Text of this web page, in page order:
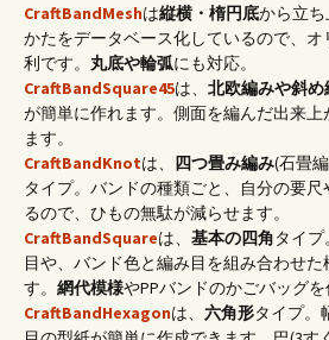
CraftBandMeshは縦横・楕円底から立
かたをデータベース化しているので、
利です。 丸底や輪弧にも対応。
CraftBandSquare45は、 北欧編みや斜め
が簡単に作れます。側面を編んだ出来上
ます。
CraftBandKnotは、 四つ畳み編み(石畳
タイプ。バンドの種類ごと、自分の要
るので、ひもの無駄が減らせます。
CraftBandSquareは、 基本の四角タイ
目や、バンド色と編み目を組み合わせた
す。 網代模様やPPバンドのかごバッグを
CraftBandHexagonは、 六角形タイプ。